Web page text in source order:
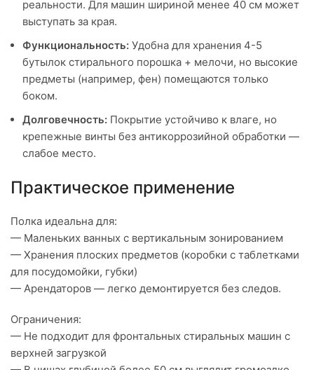
реальности. Для машин шириной менее 40 см может
выступать за края.
Функциональность: Удобна для хранения 4-5
бутылок стирального порошка + мелочи, но высокие
предметы (например, фен) помещаются только
боком.
Долговечность: Покрытие устойчиво к влаге, но
крепежные винты без антикоррозийной обработки —
слабое место.
Практическое применение
Полка идеальна для:
— Маленьких ванных с вертикальным зонированием
— Хранения плоских предметов (коробки с таблетками
для посудомойки, губки)
— Арендаторов — легко демонтируется без следов.
Ограничения:
— Не подходит для фронтальных стиральных машин с
верхней загрузкой